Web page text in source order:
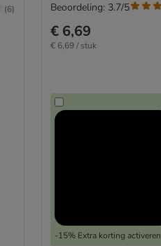
(6)
€ 6,69
€ 6,69 / stuk
-15% Extra korting activeren
Beoordeling: 3.7/5